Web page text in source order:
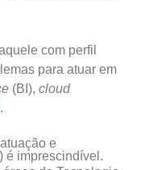
com perfil
para atuar em
(BI), cloud
.
e
) é imprescindível.